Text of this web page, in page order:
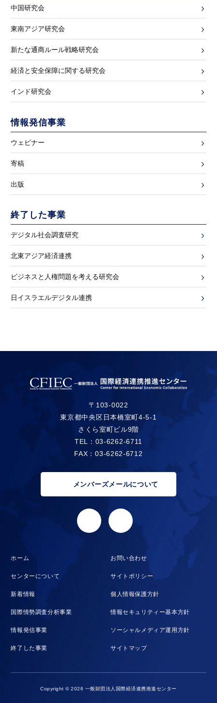
中国研究会
東南アジア研究会
新たな通商ルール戦略研究会
経済と安全保障に関する研究会
インド研究会
情報発信事業
ウェビナー
寄稿
出版
終了した事業
デジタル社会調査研究
北東アジア経済連携
ビジネスと人権問題を考える研究会
日イスラエルデジタル連携
〒103-0022
東京都中央区日本橋室町4-5-1
さくら室町ビル9階
TEL：03-6262-6711
FAX：03-6262-6712
メンバーズメールについて
ホーム
センターについて
新着情報
国際情勢調査分析事業
情報発信事業
終了した事業
お問い合わせ
サイトポリシー
個人情報保護方針
情報セキュリティー基本方針
ソーシャルメディア運用方針
サイトマップ
Copyright © 2026 一般財団法人国際経済連携推進センター